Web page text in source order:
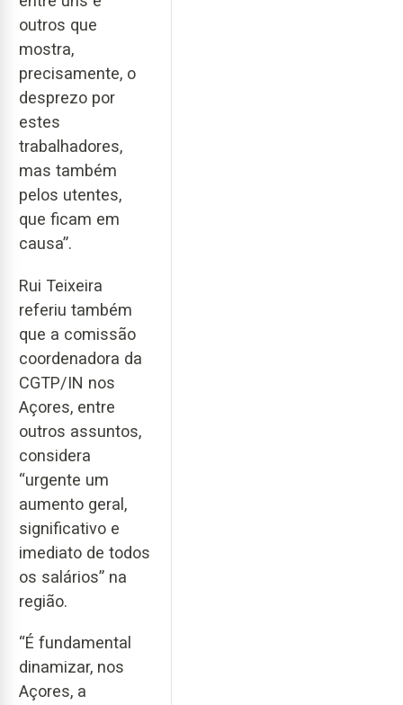
outros que
mostra,
precisamente, o
desprezo por
estes
trabalhadores,
mas também
pelos utentes,
que ficam em
causa”.
Rui Teixeira
referiu também
que a comissão
coordenadora da
CGTP/IN nos
Açores, entre
outros assuntos,
considera
“urgente um
aumento geral,
significativo e
imediato de todos
os salários” na
região.
“É fundamental
dinamizar, nos
Açores, a